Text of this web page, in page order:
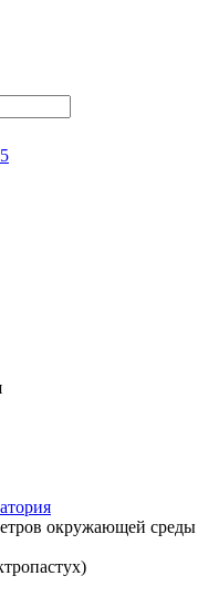
окружающей среды